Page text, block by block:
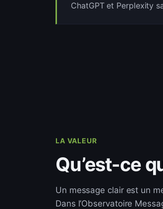
ChatGPT et Perplexity
LA VALEUR
Qu’est-ce
Un message clair est un
Dans l’Observatoire